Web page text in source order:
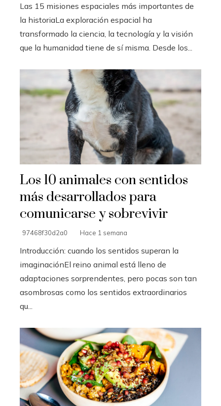
Las 15 misiones espaciales más importantes de
la historiaLa exploración espacial ha
transformado la ciencia, la tecnología y la visión
que la humanidad tiene de sí misma. Desde los...
Los 10 animales con sentidos
más desarrollados para
comunicarse y sobrevivir
97468f30d2a0 Hace 1 semana
Introducción: cuando los sentidos superan la
imaginaciónEl reino animal está lleno de
adaptaciones sorprendentes, pero pocas son tan
asombrosas como los sentidos extraordinarios
qu...